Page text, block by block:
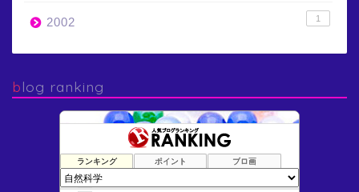
2002 1
blog ranking
ランキング ポイント ブロ画
1位 けむさん 化学情報センター